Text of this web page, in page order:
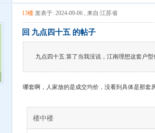
13楼 发表于: 2024-09-06 , 来自:江苏省
回 九点四十五 的帖子
九点四十五:算了当我没说，江南理想这套户
哪套啊，人家放的是成交均价，没看到具体是那套
楼中楼